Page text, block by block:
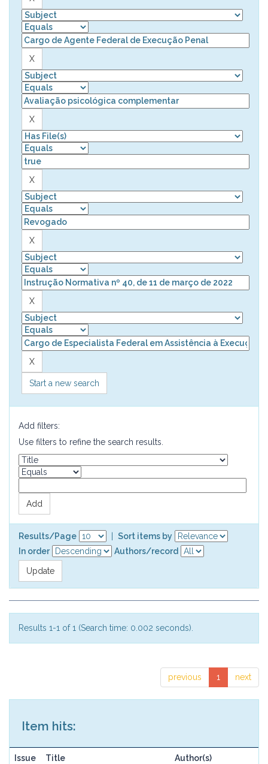
Start a new search
Add filters:
Use filters to refine the search results.
Results/Page
Sort items by
In order
Authors/record
Results 1-1 of 1 (Search time: 0.002 seconds).
previous 1 next
Item hits:
Issue Title Author(s)